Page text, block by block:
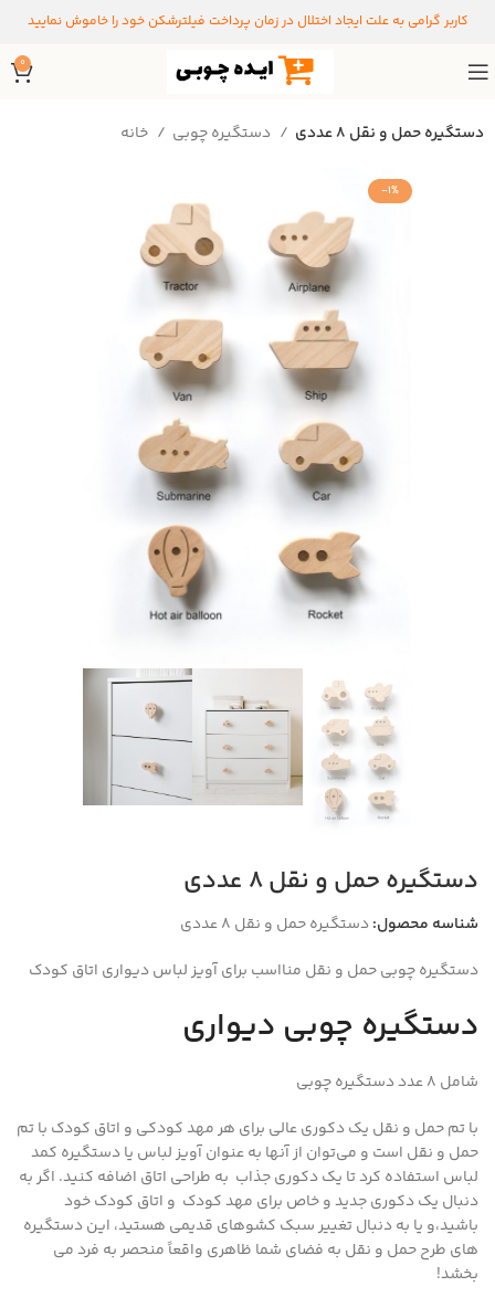
کاربر گرامی به علت ایجاد اختلال در زمان پرداخت فیلترشکن خود را خاموش نمایید
0
خانه دستگیره‌ چوبی دستگیره حمل و نقل 8 عددی
-1%
دستگیره حمل و نقل 8 عددی
شناسه محصول:دستگیره حمل و نقل 8 عددی
دستگیره چوبی حمل و نقل منااسب برای آویز لباس دیواری اتاق کودک
دستگیره چوبی دیواری
شامل 8 عدد دستگیره چوبی
با تم حمل و نقل یک دکوری عالی برای هر مهد کودکی و اتاق کودک با تم
حمل و نقل است و می‌توان از آنها به عنوان آویز لباس یا دستگیره کمد
لباس استفاده کرد تا یک دکوری جذاب به طراحی اتاق اضافه کنید. اگر به
دنبال یک دکوری جدید و خاص برای مهد کودک و اتاق کودک خود
باشید،و یا به دنبال تغییر سبک کشوهای قدیمی هستید، این دستگیره
های طرح حمل و نقل به فضای شما ظاهری واقعاً منحصر به فرد می
بخشد!